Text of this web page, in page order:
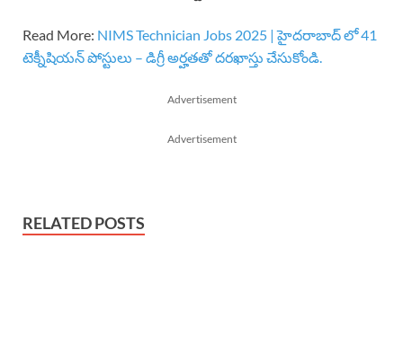
Read More: NIMS Technician Jobs 2025 | హైదరాబాద్ లో 41
టెక్నీషియన్ పోస్టులు – డిగ్రీ అర్హతతో దరఖాస్తు చేసుకోండి.
Advertisement
Advertisement
RELATED POSTS